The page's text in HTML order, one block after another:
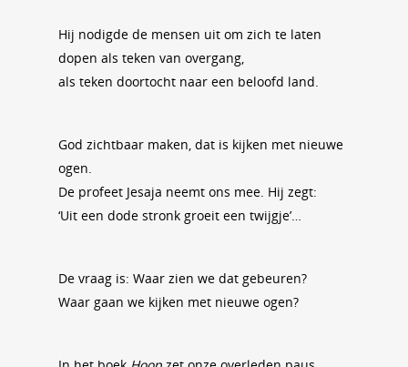
Hij nodigde de mensen uit om zich te laten
dopen als teken van overgang,
als teken doortocht naar een beloofd land.
God zichtbaar maken, dat is kijken met nieuwe
ogen.
De profeet Jesaja neemt ons mee. Hij zegt:
‘Uit een dode stronk groeit een twijgje’…
De vraag is: Waar zien we dat gebeuren?
Waar gaan we kijken met nieuwe ogen?